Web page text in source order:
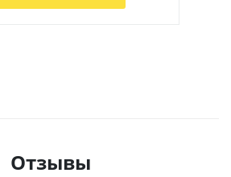
Отзывы